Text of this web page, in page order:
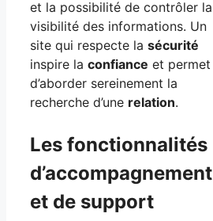
et la possibilité de contrôler la
visibilité des informations. Un
site qui respecte la sécurité
inspire la confiance et permet
d’aborder sereinement la
recherche d’une relation.
Les fonctionnalités
d’accompagnement
et de support